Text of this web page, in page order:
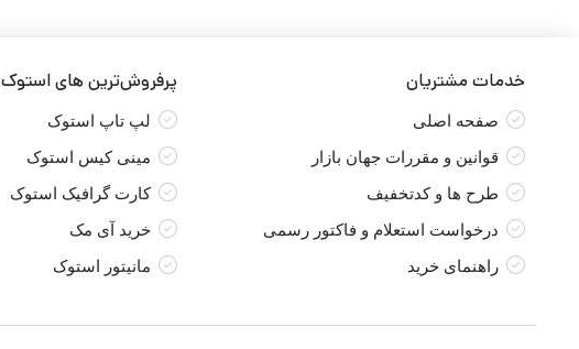
خدمات مشتریان
صفحه اصلی
قوانین و مقررات جهان بازار
طرح ها و کدتخفیف
درخواست استعلام و فاکتور رسمی
راهنمای خرید
پرفروش‌ترین های استوک
لپ تاپ استوک
مینی کیس استوک
کارت گرافیک استوک
خرید آی مک
مانیتور استوک